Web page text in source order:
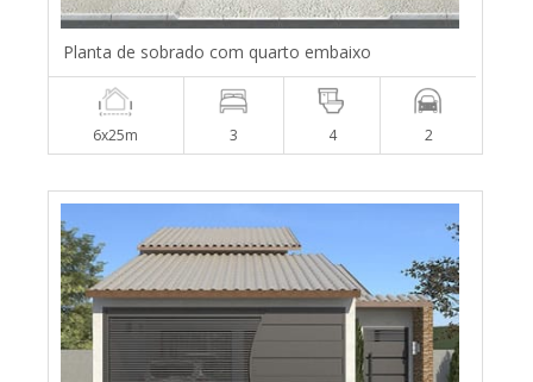
Planta de sobrado com quarto embaixo
6x25m 3 4 2